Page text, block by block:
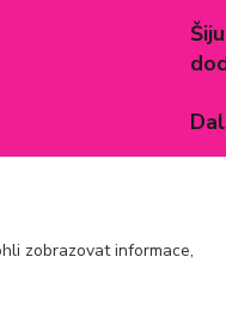
zobrazovat informace,